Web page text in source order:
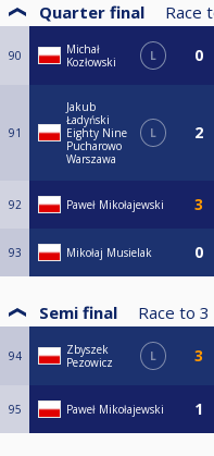
Quarter final Race
90
Michał
Kozłowski
L
91
Jakub
Ładyński
Eighty Nine
Pucharowo
Warszawa
L
92 Paweł Mikołajewski
93 Mikołaj Musielak
Semi final Race to 3
94
Zbyszek
Pezowicz
L
95 Paweł Mikołajewski